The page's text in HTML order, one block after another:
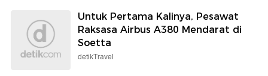
Untuk Pertama Kalinya, Pesawat
Raksasa Airbus A380 Mendarat di
Soetta
detikTravel